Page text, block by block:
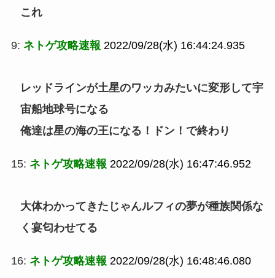
これ
9: ネトゲ攻略速報 2022/09/28(水) 16:44:24.935
レッドラインが土星のワッカみたいに変形して宇
宙船地球号になる
俺達は星の海の王になる！ドン！で終わり
15: ネトゲ攻略速報 2022/09/28(水) 16:47:46.952
大体わかってきたじゃんルフィの夢が種族関係な
く宴匂わせてる
16: ネトゲ攻略速報 2022/09/28(水) 16:48:46.080